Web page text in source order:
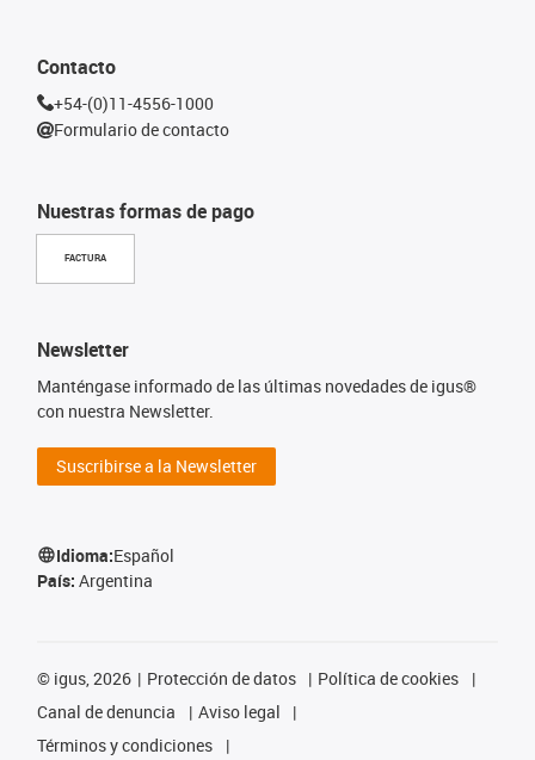
Nuestras formas de pago
FACTURA
Contacto
+54-(0)11-4556-1000
Formulario de contacto
Newsletter
Manténgase informado de las últimas novedades de igus®
con nuestra Newsletter.
Suscribirse a la Newsletter
Idioma:Español
País: Argentina
© igus, 2026 Protección de datos
Política de cookies
Canal de denuncia
Aviso legal
Términos y condiciones